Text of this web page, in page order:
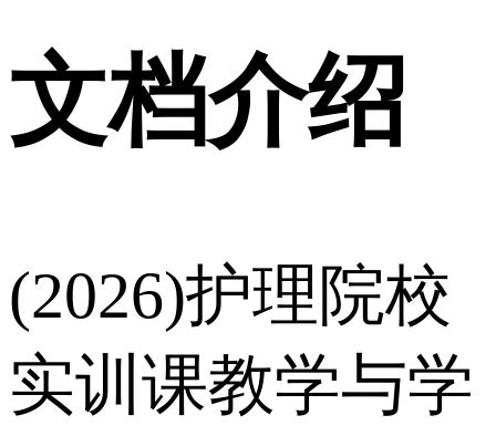
文档介绍
(2026)护理院校
实训课教学与学